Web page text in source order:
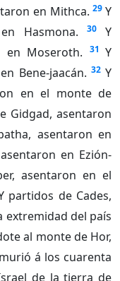
en Mithca. 29 Y
Hasmona.
30
Y
en Moseroth.
31 Y
Bene-jaacán. 32 Y
en el monte de
Gidgad, asentaron
asentaron en
en Ezión-
asentaron en el
partidos de Cades,
extremidad del país
al monte de Hor,
á los cuarenta
de la tierra de